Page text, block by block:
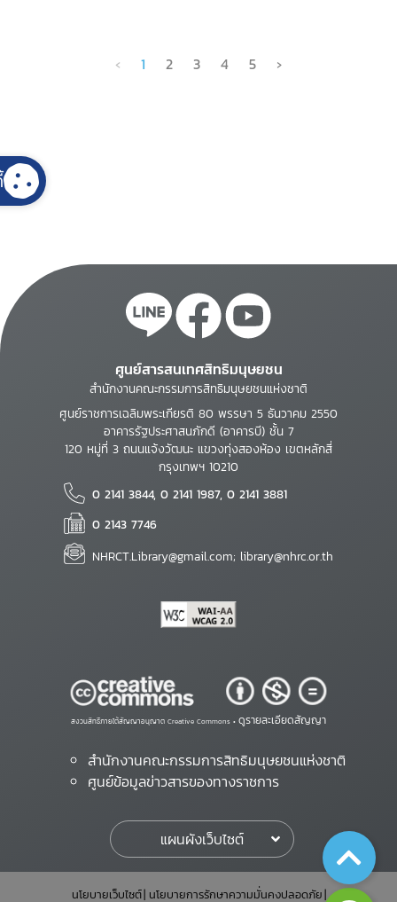
‹ 1 2 3 4 5 ›
ศูนย์สารสนเทศสิทธิมนุษยชน
สำนักงานคณะกรรมการสิทธิมนุษยชนแห่งชาติ
ศูนย์ราชการเฉลิมพระเกียรติ 80 พรรษา 5 ธันวาคม 2550
อาคารรัฐประศาสนภักดี (อาคารบี) ชั้น 7
120 หมู่ที่ 3 ถนนแจ้งวัฒนะ แขวงทุ่งสองห้อง เขตหลักสี่
กรุงเทพฯ 10210
0 2141 3844, 0 2141 1987, 0 2141 3881
0 2143 7746
NHRCT.Library@gmail.com; library@nhrc.or.th
สงวนสิทธิ์ภายใต้สัญญาอนุญาต Creative Commons • ดูรายละเอียดสัญญา
สำนักงานคณะกรรมการสิทธิมนุษยชนแห่งชาติ
ศูนย์ข้อมูลข่าวสารของทางราชการ
แผนผังเว็บไซต์
นโยบายเว็บไซต์ นโยบายการรักษาความมั่นคงปลอดภัย